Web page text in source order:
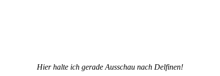
Hier halte ich gerade Ausschau nach Delfinen!